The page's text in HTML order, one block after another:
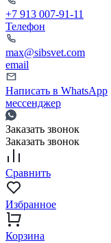
+7 913 007-91-11
Телефон
max@sibsvet.com
email
Написать в WhatsApp
мессенджер
Заказать звонок
Заказать звонок
Сравнить
Избранное
Корзина